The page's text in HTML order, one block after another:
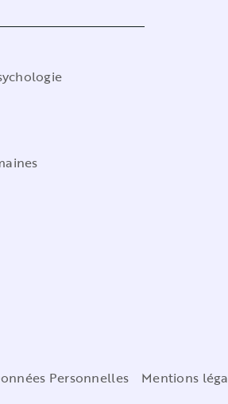
Personnelles Mentions